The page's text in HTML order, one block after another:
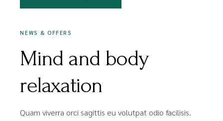
NEWS & OFFERS
Mind and body
relaxation
Quam viverra orci sagittis eu volutpat odio facilisis.